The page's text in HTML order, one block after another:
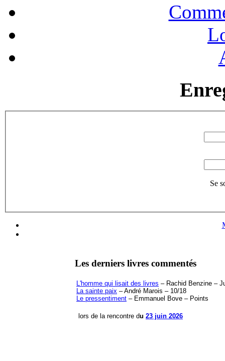
Se
Les derniers livres commentés
L'homme qui lisait des livres – Rachid Benzine –
La sainte paix – André Marois – 10/18
Le pressentiment – Emmanuel Bove – Points
lors de la rencontre du 23 juin 2026